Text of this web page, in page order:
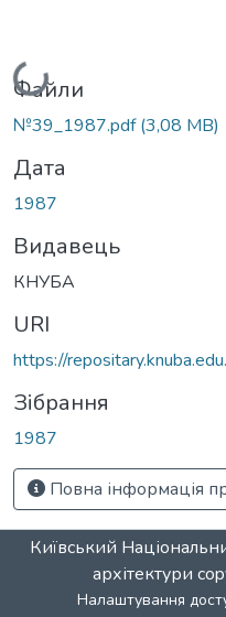
Вантажиться...
Файли
№39_1987.pdf(3,08 MB)
Дата
1987
Видавець
КНУБА
URI
https://
Зібрання
1987
Повна інформація
Київський
архітектури
Налаштування